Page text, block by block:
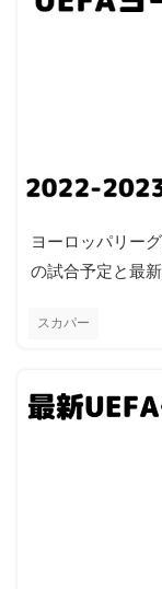
スカパー
ヨーロッパリー
の試合予定と最